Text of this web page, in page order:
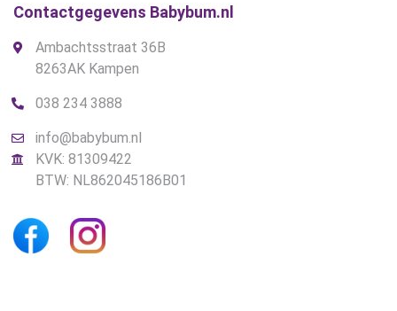
Contactgegevens Babybum.nl
Ambachtsstraat 36B
8263AK Kampen
038 234 3888
info@babybum.nl
KVK: 81309422
BTW: NL862045186B01